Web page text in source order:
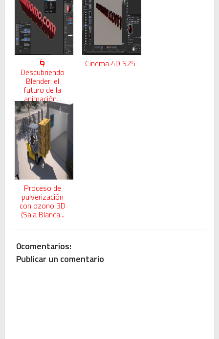
🌀
Descubriendo
Blender: el
futuro de la
animación...
Cinema 4D S25
Proceso de
pulverización
con ozono 3D
(Sala Blanca...
0comentarios:
Publicar un comentario